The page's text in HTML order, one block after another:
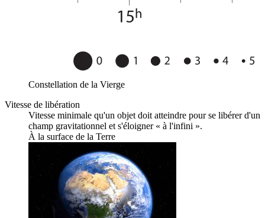
Constellation de la Vierge
Vitesse de libération
Vitesse minimale qu'un objet doit atteindre pour se libérer d'un
champ gravitationnel et s'éloigner « à l'infini ».
À la surface de la Terre